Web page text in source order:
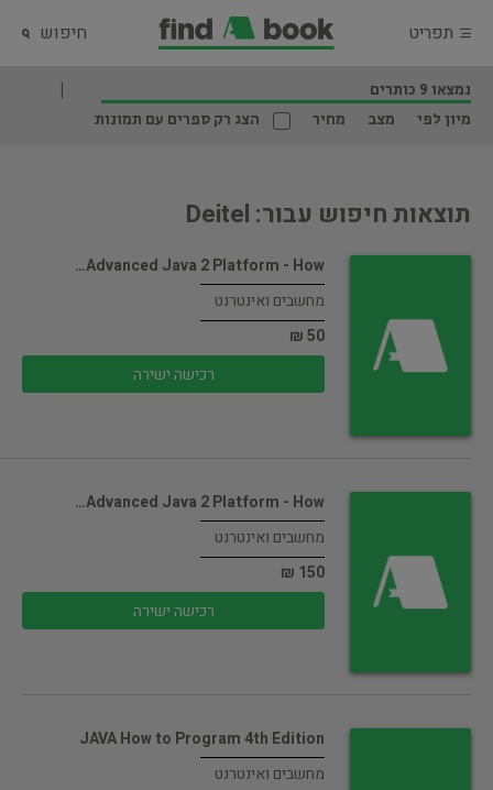
תפריט חיפוש
נמצאו 9 כותרים
מיון לפי
מצב מחיר הצג רק ספרים עם תמונות
תוצאות חיפוש עבור: Deitel
Advanced Java 2 Platform - How…
מחשבים ואינטרנט
50 ₪
רכישה ישירה
Advanced Java 2 Platform - How…
מחשבים ואינטרנט
150 ₪
רכישה ישירה
JAVA How to Program 4th Edition
מחשבים ואינטרנט